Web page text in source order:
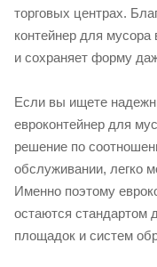
торговых центрах.
контейнер для мусора
и сохраняет форму
Если вы ищете
евроконтейнер для
решение по
обслуживании, легко
Именно поэтому
остаются стандартом
площадок и систем